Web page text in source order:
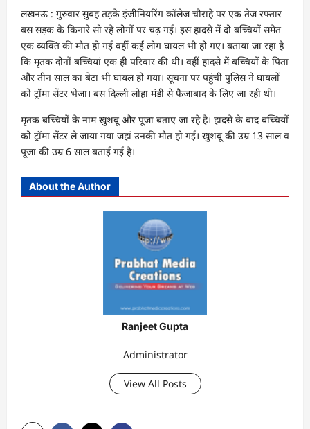
लखनऊ : गुरुवार सुबह तड़के इंजीनियरिंग कॉलेज चौराहे पर एक तेज रफ्तार
बस सड़क के किनारे सो रहे लोगों पर चढ़ गई। इस हादसे में दो बच्चियों समेत
एक व्यक्ति की मौत हो गई वहीं कई लोग घायल भी हो गए। बताया जा रहा है
कि मृतक दोनों बच्चियां एक ही परिवार की थी। वहीं हादसे में बच्चियों के पिता
और तीन साल का बेटा भी घायल हो गया। सूचना पर पहुंची पुलिस ने घायलों
को ट्रॉमा सेंटर भेजा। बस दिल्ली लोहा मंडी से फैजाबाद के लिए जा रही थी।
मृतक बच्चियों के नाम खुशबू और पूजा बताए जा रहे है। हादसे के बाद बच्चियों
को ट्रॉमा सेंटर ले जाया गया जहां उनकी मौत हो गई। खुशबू की उम्र 13 साल व
पूजा की उम्र 6 साल बताई गई है।
About the Author
Ranjeet Gupta
Administrator
View All Posts